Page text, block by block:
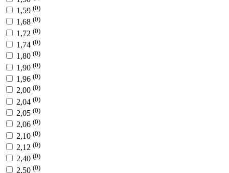
1,59 (0)
1,68 (0)
1,72 (0)
1,74 (0)
1,80 (0)
1,90 (0)
1,96 (0)
2,00 (0)
2,04 (0)
2,05 (0)
2,06 (0)
2,10 (0)
2,12 (0)
2,40 (0)
2,50 (0)